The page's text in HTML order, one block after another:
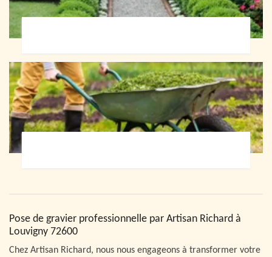
Pose de gravier professionnelle par Artisan Richard à
Louvigny 72600
Chez Artisan Richard, nous nous engageons à transformer votre